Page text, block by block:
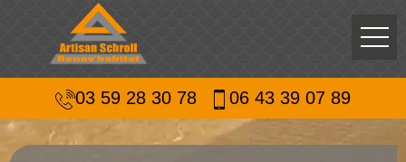
03 59 28 30 78 06 43 39 07 89